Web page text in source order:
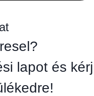
lapot és kérj